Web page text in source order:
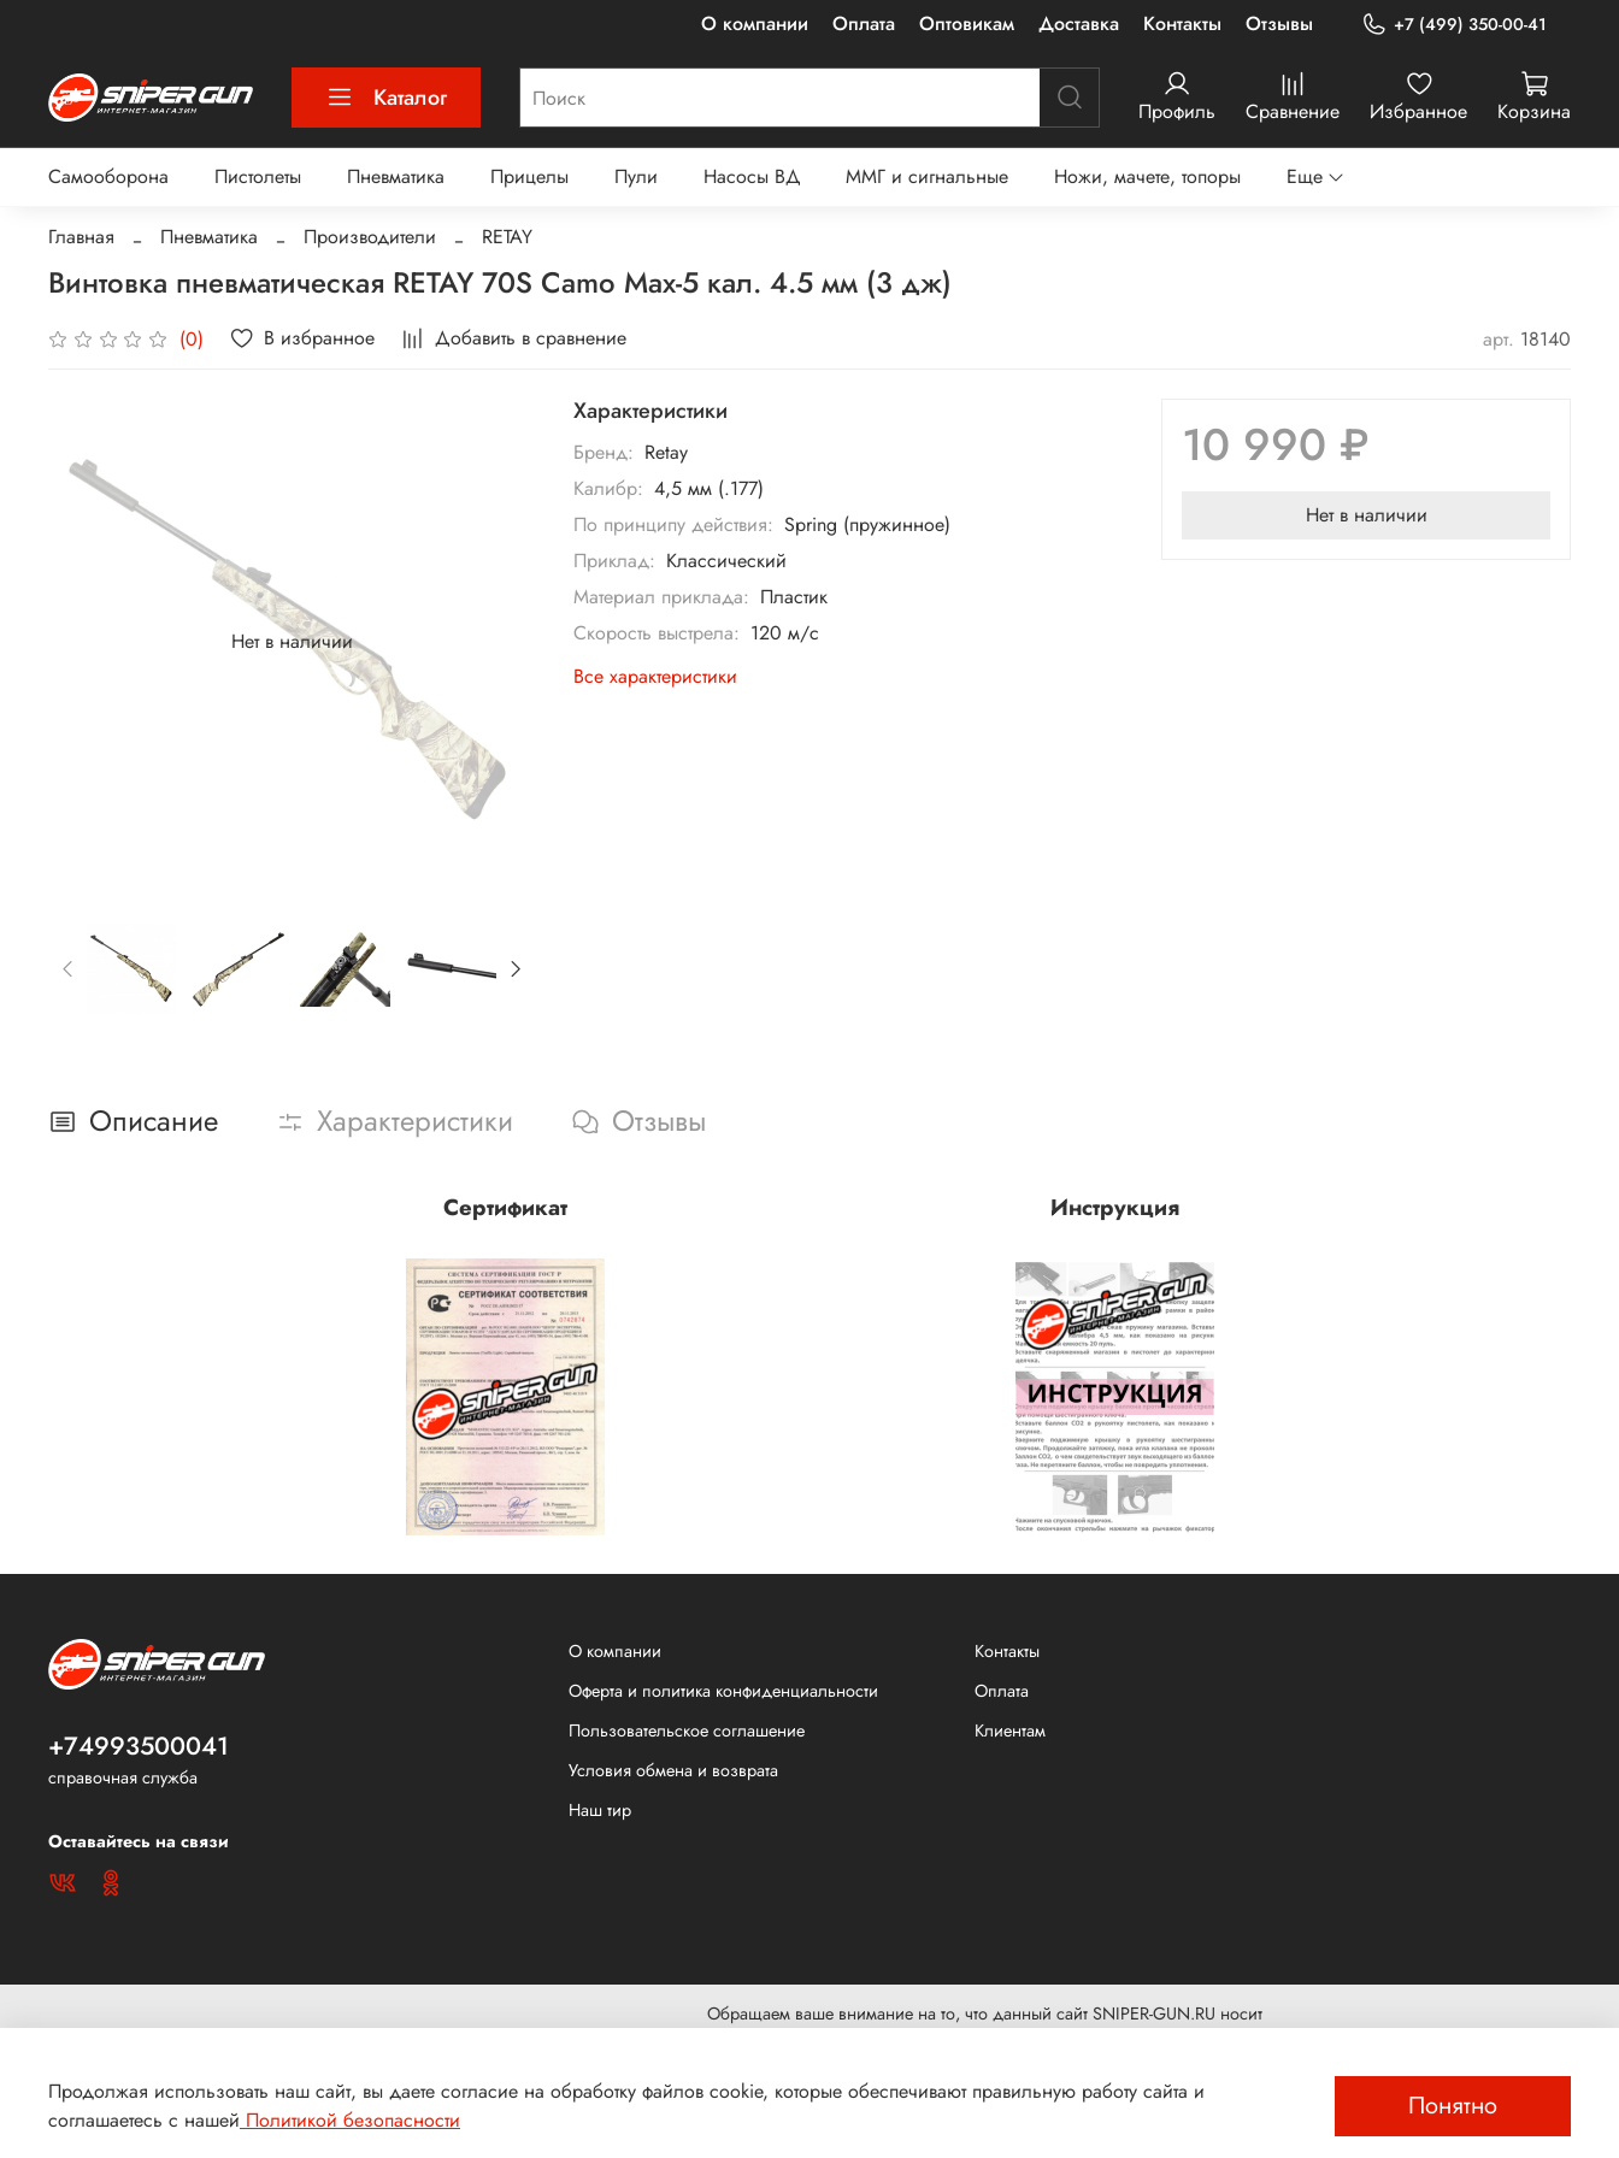
О компании Оплата Оптовикам Доставка Контакты Отзывы +7 (499) 350-00-41
Каталог Профиль Сравнение Избранное Корзина
Самооборона Пистолеты Пневматика Прицелы Пули Насосы ВД ММГ и сигнальные Ножи, мачете, топоры Еще
Главная Пневматика Производители RETAY
Винтовка пневматическая RETAY 70S Camo Max-5 кал. 4.5 мм (3 дж)
(0) В избранное Добавить в сравнение арт. 18140
Нет в наличии
Характеристики
Бренд: Retay
Калибр: 4,5 мм (.177)
По принципу действия: Spring (пружинное)
Приклад: Классический
Материал приклада: Пластик
Скорость выстрела: 120 м/с
Все характеристики
10 990 ₽
Нет в наличии
Описание Характеристики Отзывы
Сертификат Инструкция
О компании
Оферта и политика конфиденциальности
Пользовательское соглашение
Условия обмена и возврата
Наш тир
Контакты
Оплата
Клиентам
+74993500041
справочная служба
Оставайтесь на связи
ИП Корж Александр Алексеевич, ОГРН 310774620900338
Обращаем ваше внимание на то, что данный сайт SNIPER-GUN.RU носит
Федерации.
Продолжая использовать наш сайт, вы даете согласие на обработку файлов cookie, которые обеспечивают правильную работу сайта и
соглашаетесь с нашей Политикой безопасности Понятно